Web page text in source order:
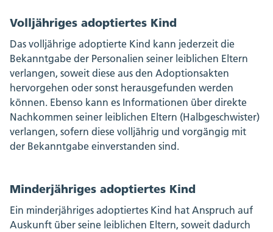
Volljähriges adoptiertes Kind
Das volljährige adoptierte Kind kann jederzeit die
Bekanntgabe der Personalien seiner leiblichen Eltern
verlangen, soweit diese aus den Adoptionsakten
hervorgehen oder sonst herausgefunden werden
können. Ebenso kann es Informationen über direkte
Nachkommen seiner leiblichen Eltern (Halbgeschwister)
verlangen, sofern diese volljährig und vorgängig mit
der Bekanntgabe einverstanden sind.
Minderjähriges adoptiertes Kind
Ein minderjähriges adoptiertes Kind hat Anspruch auf
Auskunft über seine leiblichen Eltern, soweit dadurch